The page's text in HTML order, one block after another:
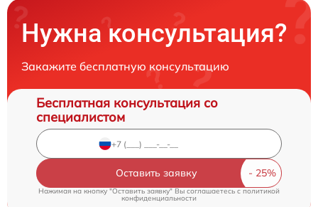
Нужна консультация?
Закажите бесплатную консультацию
Бесплатная консультация со
специалистом
Оставить заявку
Нажимая на кнопку "Оставить заявку" Вы соглашаетесь cполитикой
конфиденциальности